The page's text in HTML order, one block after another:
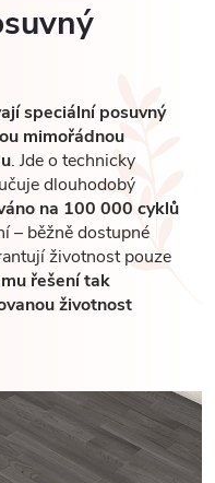
speciální posuvný
mimořádnou
. Jde o technicky
dlouhodobý
na 100 000 cyklů
– běžně dostupné
životnost pouze
řešení tak
životnost